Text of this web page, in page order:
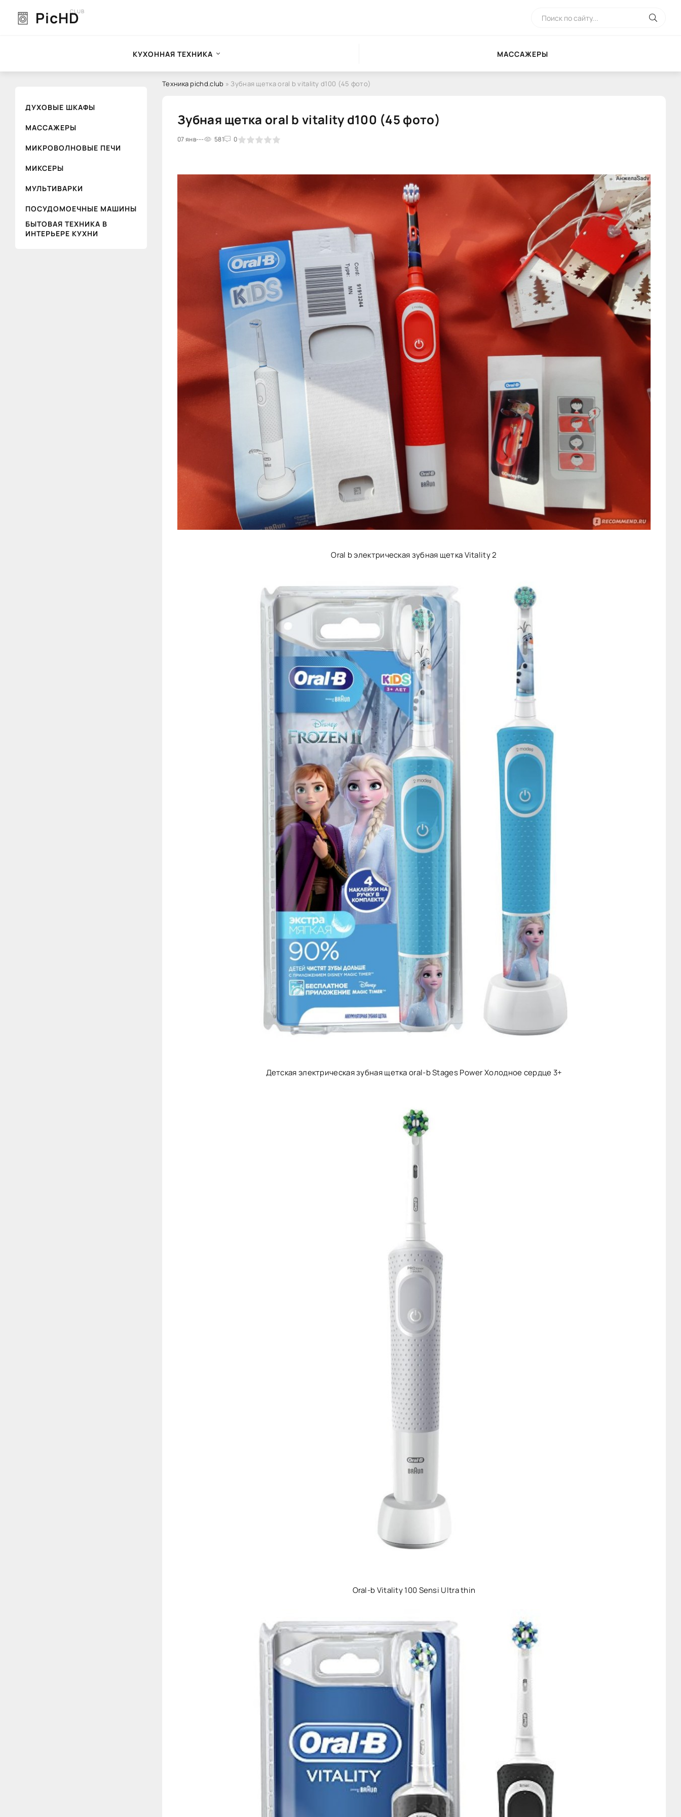
PicHD
CLUB
КУХОННАЯ ТЕХНИКА МАССАЖЕРЫ
ДУХОВЫЕ ШКАФЫ
МАССАЖЕРЫ
МИКРОВОЛНОВЫЕ ПЕЧИ
МИКСЕРЫ
МУЛЬТИВАРКИ
ПОСУДОМОЕЧНЫЕ МАШИНЫ
БЫТОВАЯ ТЕХНИКА В
ИНТЕРЬЕРЕ КУХНИ
Техника pichd.club » Зубная щетка oral b vitality d100 (45 фото)
Зубная щетка oral b vitality d100 (45 фото)
07 янв--- 581 0
1 2 3 4 5
Oral b электрическая зубная щетка Vitality 2
Детская электрическая зубная щетка oral-b Stages Power Холодное сердце 3+
Oral-b Vitality 100 Sensi Ultra thin